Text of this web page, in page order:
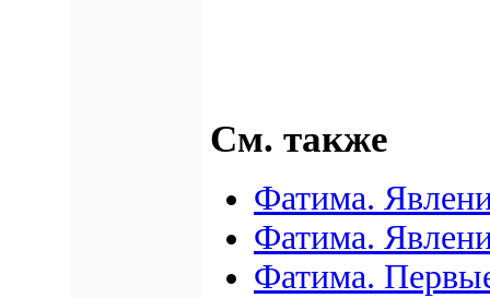
См. также
Фатима.
Фатима.
Фатима.